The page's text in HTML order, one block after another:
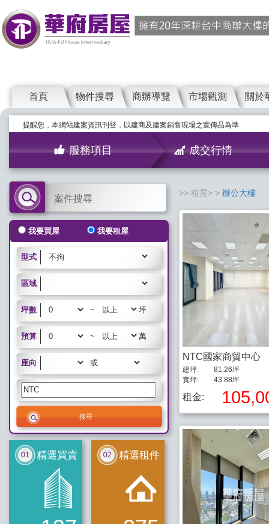
首頁 物件搜尋 商辦導覽 市場觀測 關於
提醒您，本網站建案資訊刊登，以建商及建案銷售現場之宣傳品為準
服務項目 成交行情
案件搜尋
我要買屋 我要租屋
型式
區域
坪數 ~ 坪
預算 ~ 萬
座向 或
精選買賣 精選租件
租屋> 辦公大樓
NTC國家商貿中心
建坪:
81.26坪
實坪:
43.88坪
租金: